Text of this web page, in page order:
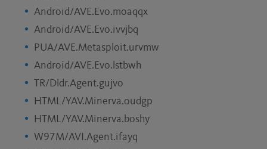
Android/AVE.Evo.moaqqx
Android/AVE.Evo.ivvjbq
PUA/AVE.Metasploit.urvmw
Android/AVE.Evo.lstbwh
TR/Dldr.Agent.gujvo
HTML/YAV.Minerva.oudgp
HTML/YAV.Minerva.boshy
W97M/AVI.Agent.ifayq